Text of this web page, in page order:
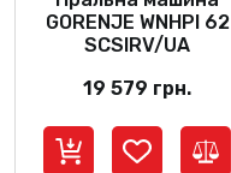
GORENJE WNHPI 62
SCSIRV/UA
19 579 грн.